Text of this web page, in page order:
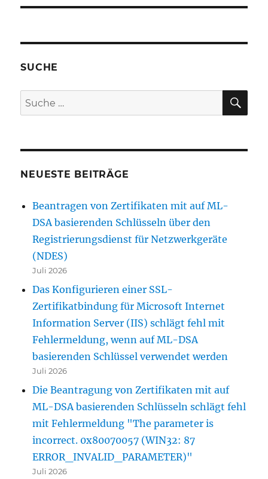
SUCHE
Suche
nach:
NEUESTE BEITRÄGE
Beantragen von Zertifikaten mit auf ML-
DSA basierenden Schlüsseln über den
Registrierungsdienst für Netzwerkgeräte
(NDES)
Juli 2026
Das Konfigurieren einer SSL-
Zertifikatbindung für Microsoft Internet
Information Server (IIS) schlägt fehl mit
Fehlermeldung, wenn auf ML-DSA
basierenden Schlüssel verwendet werden
Juli 2026
Die Beantragung von Zertifikaten mit auf
ML-DSA basierenden Schlüsseln schlägt fehl
mit Fehlermeldung "The parameter is
incorrect. 0x80070057 (WIN32: 87
ERROR_INVALID_PARAMETER)"
Juli 2026